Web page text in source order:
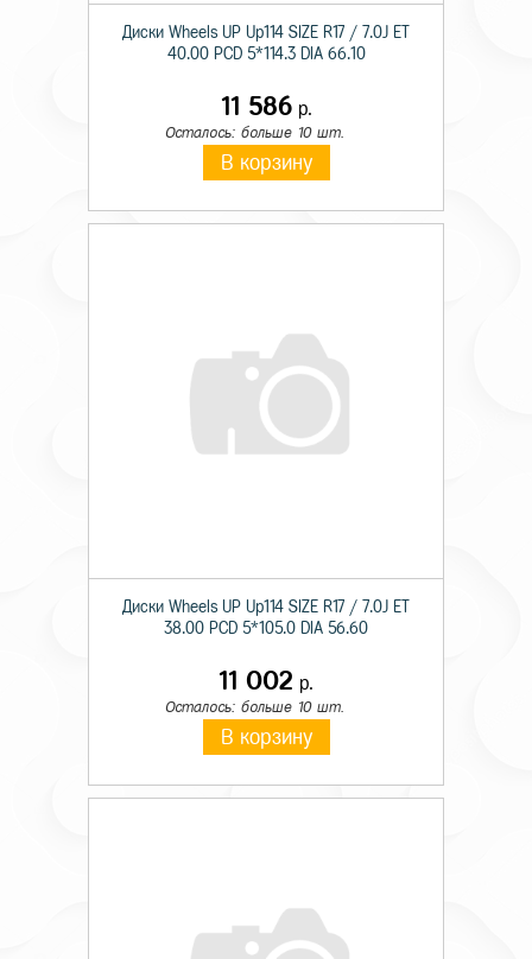
Диски Wheels UP Up114 SIZE R17 / 7.0J ET
40.00 PCD 5*114.3 DIA 66.10
11 586р.
Осталось: больше 10 шт.
В корзину
Диски Wheels UP Up114 SIZE R17 / 7.0J ET
38.00 PCD 5*105.0 DIA 56.60
11 002 р.
Осталось: больше 10 шт.
В корзину